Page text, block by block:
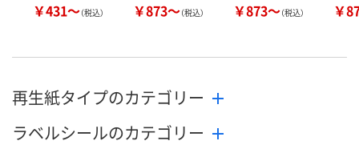
￥431～（税込） ￥873～（税込） ￥873～（税込） ￥
再生紙タイプのカテゴリー
ラベルシールのカテゴリー